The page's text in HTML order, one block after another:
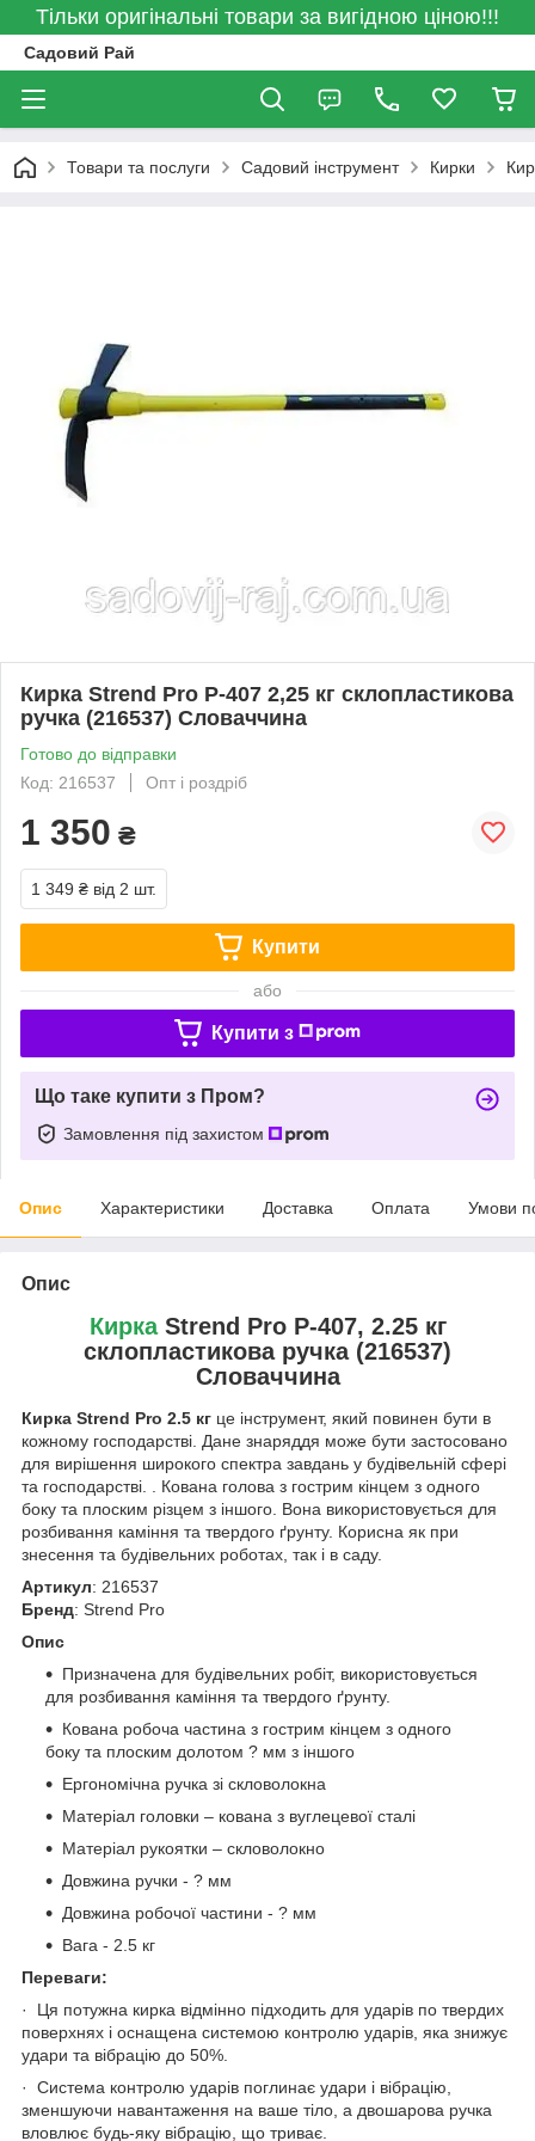
Тільки оригінальні товари за вигідною ціною!!!
Садовий Рай
Товари та послуги Садовий інструмент Кирки
Кирка Strend Pro P-407 2,25 кг склопластикова
ручка (216537) Словаччина
Готово до відправки
Код: 216537
Опт і роздріб
1 350 ₴
1 349 ₴ від 2 шт.
Купити
або
Купити з
Що таке купити з Пром?
Замовлення під захистом
Опис Характеристики Доставка Оплата Умови
Опис
КиркаStrend Pro P-407, 2.25 кг
склопластикова ручка (216537)
Словаччина
Кирка Strend Pro 2.5 кг це інструмент, який повинен бути в
кожному господарстві. Дане знаряддя може бути застосовано
для вирішення широкого спектра завдань у будівельній сфері
та господарстві. . Кована голова з гострим кінцем з одного
боку та плоским різцем з іншого. Вона використовується для
розбивання каміння та твердого ґрунту. Корисна як при
знесення та будівельних роботах, так і в саду.
Артикул: 216537
Бренд: Strend Pro
Опис
Призначена для будівельних робіт, використовується
для розбивання каміння та твердого ґрунту.
Кована робоча частина з гострим кінцем з одного
боку та плоским долотом ? мм з іншого
Ергономічна ручка зі скловолокна
Матеріал головки – кована з вуглецевої сталі
Матеріал рукоятки – скловолокно
Довжина ручки - ? мм
Довжина робочої частини - ? мм
Вага - 2.5 кг
Переваги:
· Ця потужна кирка відмінно підходить для ударів по твердих
поверхнях і оснащена системою контролю ударів, яка знижує
удари та вібрацію до 50%.
· Система контролю ударів поглинає удари і вібрацію,
зменшуючи навантаження на ваше тіло, а двошарова ручка
вловлює будь-яку вібрацію, що триває.